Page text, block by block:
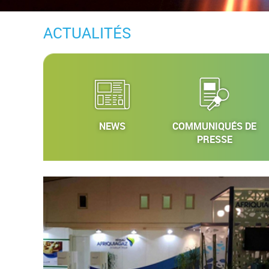
ACTUALITÉS
NEWS
COMMUNIQUÉS DE
PRESSE